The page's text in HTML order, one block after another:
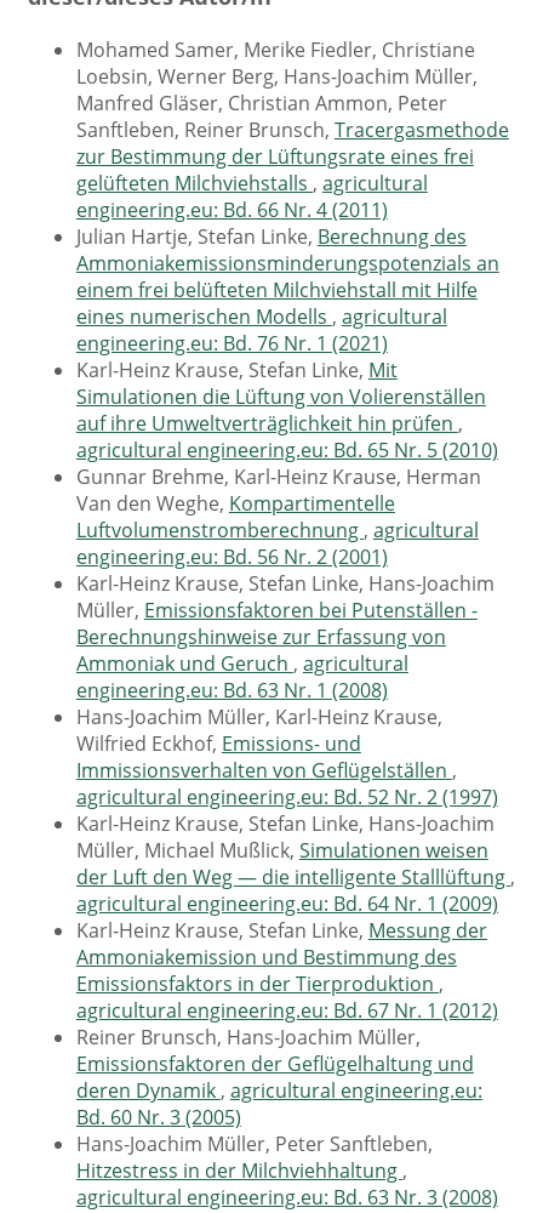
Mohamed Samer, Merike Fiedler, Christiane
Loebsin, Werner Berg, Hans-Joachim Müller,
Manfred Gläser, Christian Ammon, Peter
Sanftleben, Reiner Brunsch, Tracergasmethode
zur Bestimmung der Lüftungsrate eines frei
gelüfteten Milchviehstalls , agricultural
engineering.eu: Bd. 66 Nr. 4 (2011)
Julian Hartje, Stefan Linke, Berechnung des
Ammoniakemissionsminderungspotenzials an
einem frei belüfteten Milchviehstall mit Hilfe
eines numerischen Modells , agricultural
engineering.eu: Bd. 76 Nr. 1 (2021)
Karl-Heinz Krause, Stefan Linke, Mit
Simulationen die Lüftung von Volierenställen
auf ihre Umweltverträglichkeit hin prüfen ,
agricultural engineering.eu: Bd. 65 Nr. 5 (2010)
Gunnar Brehme, Karl-Heinz Krause, Herman
Van den Weghe, Kompartimentelle
Luftvolumenstromberechnung, agricultural
engineering.eu: Bd. 56 Nr. 2 (2001)
Karl-Heinz Krause, Stefan Linke, Hans-Joachim
Müller, Emissionsfaktoren bei Putenställen -
Berechnungshinweise zur Erfassung von
Ammoniak und Geruch , agricultural
engineering.eu: Bd. 63 Nr. 1 (2008)
Hans-Joachim Müller, Karl-Heinz Krause,
Wilfried Eckhof, Emissions- und
Immissionsverhalten von Geflügelställen ,
agricultural engineering.eu: Bd. 52 Nr. 2 (1997)
Karl-Heinz Krause, Stefan Linke, Hans-Joachim
Müller, Michael Mußlick, Simulationen weisen
der Luft den Weg — die intelligente Stalllüftung,
agricultural engineering.eu: Bd. 64 Nr. 1 (2009)
Karl-Heinz Krause, Stefan Linke, Messung der
Ammoniakemission und Bestimmung des
Emissionsfaktors in der Tierproduktion ,
agricultural engineering.eu: Bd. 67 Nr. 1 (2012)
Reiner Brunsch, Hans-Joachim Müller,
Emissionsfaktoren der Geflügelhaltung und
deren Dynamik, agricultural engineering.eu:
Bd. 60 Nr. 3 (2005)
Hans-Joachim Müller, Peter Sanftleben,
Hitzestress in der Milchviehhaltung,
agricultural engineering.eu: Bd. 63 Nr. 3 (2008)